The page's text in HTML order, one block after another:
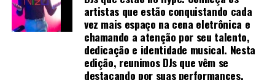
“Acredito que o conhecimento e a valorização
profissional devem caminhar junto com ações concretas
de transformação. Ao apoiar a Rede Mulher
Empreendedora, quero contribuir para que mais
mulheres possam enxergar e negociar o próprio valor,
artistas que estão conquistando cada
vez mais espaço na cena eletrônica e
chamando a atenção por seu talento,
dedicação e identidade musical. Nesta
edição, reunimos DJs que vêm se
destacando por suas performances,